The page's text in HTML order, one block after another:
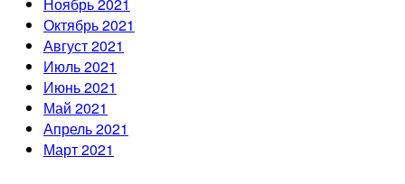
Октябрь 2021
Август 2021
Июль 2021
Июнь 2021
Май 2021
Апрель 2021
Март 2021